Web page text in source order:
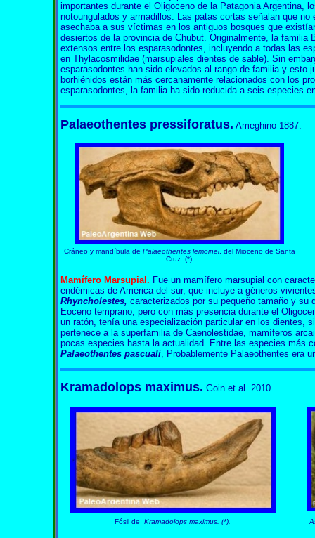
importantes durante el Oligoceno de la Patagonia Argentina,
notoungulados y armadillos. Las patas cortas señalan que no
asechaba a sus víctimas en los antiguos bosques que
desiertos de la provincia de Chubut. Originalmente, la familia
extensos entre los esparasodontes, incluyendo a todas las
en Thylacosmilidae (marsupiales dientes de sable). Sin
esparasodontes han sido elevados al rango de familia y esto
borhiénidos están más cercanamente relacionados con los
esparasodontes, la familia ha sido reducida a seis especies
Palaeothentes pressiforatus. Ameghino 1887.
Cráneo y mandíbula de Palaeothentes lemoinei, del Mioceno de Santa
Cruz. (*).
Mamífero Marsupial. Fue un mamífero marsupial con
endémicas de América del sur, que incluye a géneros
Rhyncholestes, caracterizados por su pequeño tamaño y
Eoceno temprano, pero con más presencia durante el
un ratón, tenía una especialización particular en los dientes,
pertenece a la superfamilia de Caenolestidae, mamíferos
pocas especies hasta la actualidad. Entre las especies más
Palaeothentes pascuali , Probablemente Palaeothentes era
Kramadolops maximus. Goin et al. 2010.
Fósil de Kramadolops maximus. (*).